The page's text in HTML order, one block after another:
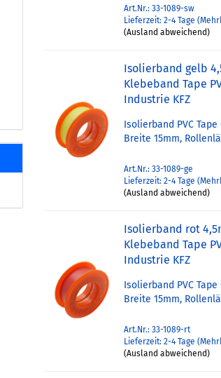
Art.Nr.: 33-1089-sw
Lieferzeit: 2-4 Tage
(Ausland abweichend)
Isolierband gelb
Klebeband Tape
Industrie KFZ
Isolierband PVC
Breite 15mm,
Art.Nr.: 33-1089-ge
Lieferzeit: 2-4 Tage
(Ausland abweichend)
Isolierband rot
Klebeband Tape
Industrie KFZ
Isolierband PVC
Breite 15mm,
Art.Nr.: 33-1089-rt
Lieferzeit: 2-4 Tage
(Ausland abweichend)